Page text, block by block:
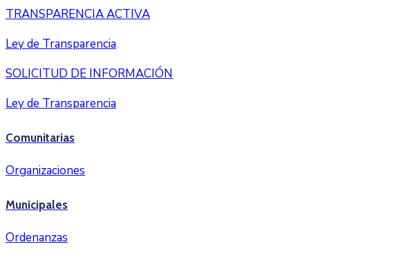
TRANSPARENCIA ACTIVA
Ley de Transparencia
SOLICITUD DE INFORMACIÓN
Ley de Transparencia
Comunitarias
Organizaciones
Municipales
Ordenanzas